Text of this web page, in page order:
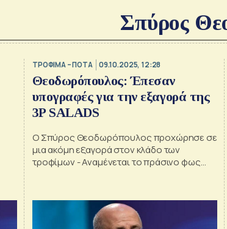
Σπύρος
ΤΡΟΦΙΜΑ – ΠΟΤΑ 09.10.2025, 12:28
Θεοδωρόπουλος: Έπεσαν
υπογραφές για την εξαγορά της
3P SALADS
Ο Σπύρος Θεοδωρόπουλος προχώρησε σε
μια ακόμη εξαγορά στον κλάδο των
τροφίμων - Αναμένεται το πράσινο φως